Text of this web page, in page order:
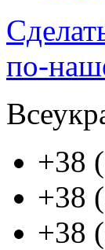
по-
+38
+38
+38